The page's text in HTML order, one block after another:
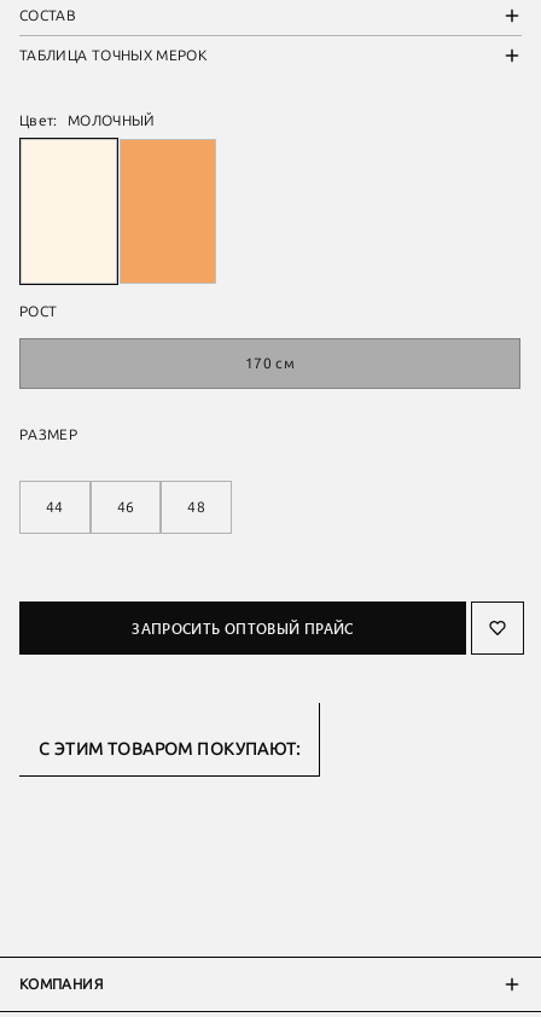
СОСТАВ
ТАБЛИЦА ТОЧНЫХ МЕРОК
Цвет: МОЛОЧНЫЙ
РОСТ
170 см
РАЗМЕР
44 46 48
ЗАПРОСИТЬ ОПТОВЫЙ ПРАЙС
С ЭТИМ ТОВАРОМ ПОКУПАЮТ:
КОМПАНИЯ